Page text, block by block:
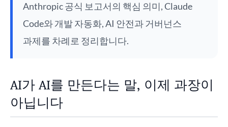
Anthropic 공식 보고서의 핵심 의미, Claude
Code와 개발 자동화, AI 안전과 거버넌스
과제를 차례로 정리합니다.
AI가 AI를 만든다는 말, 이제 과장이
아닙니다